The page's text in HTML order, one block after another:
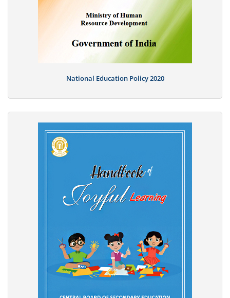
National Education Policy 2020